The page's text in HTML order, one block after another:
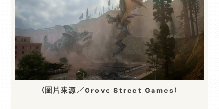
（圖片來源／Grove Street Games）